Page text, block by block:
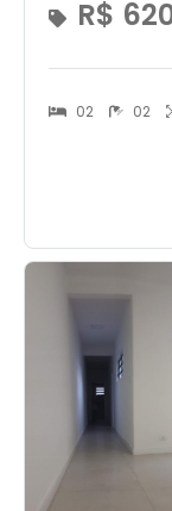
R$
02 02